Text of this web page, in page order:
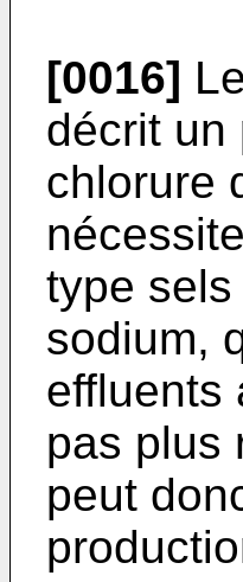
[0016]
décrit un
chlorure
type
sodium,
effluents
pas plus
peut